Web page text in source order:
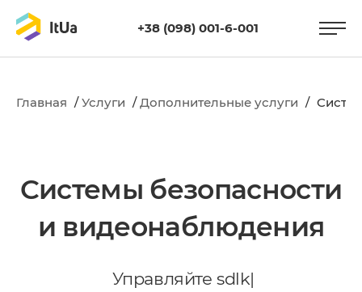
+38 (098) 001-6-001
Главная /Услуги /Дополнительные услуги /
Cистемы безопасности
и видеонаблюдения
Управляйте sdlk|